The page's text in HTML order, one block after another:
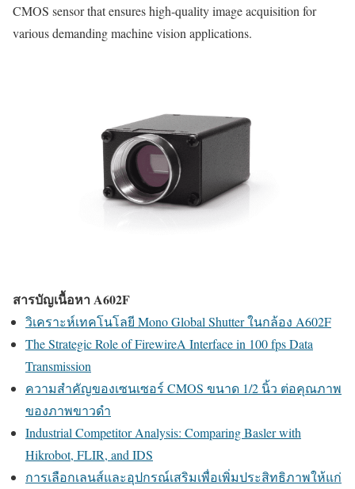
CMOS sensor that ensures high-quality image acquisition for
various demanding machine vision applications.
สารบัญเนื้อหา A602F
วิเคราะห์เทคโนโลยี Mono Global Shutter ในกล้อง A602F
The Strategic Role of FirewireA Interface in 100 fps Data
Transmission
ความสำคัญของเซนเซอร์ CMOS ขนาด 1/2 นิ้ว ต่อคุณภาพ
ของภาพขาวดำ
Industrial Competitor Analysis: Comparing Basler with
Hikrobot, FLIR, and IDS
การเลือกเลนส์และอุปกรณ์เสริมเพื่อเพิ่มประสิทธิภาพให้แก่